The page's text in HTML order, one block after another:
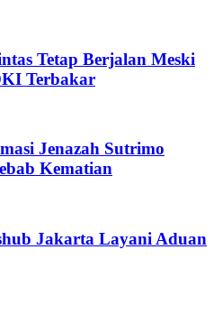
Tetap Berjalan Meski
Terbakar
Jenazah Sutrimo
Kematian
Jakarta Layani Aduan